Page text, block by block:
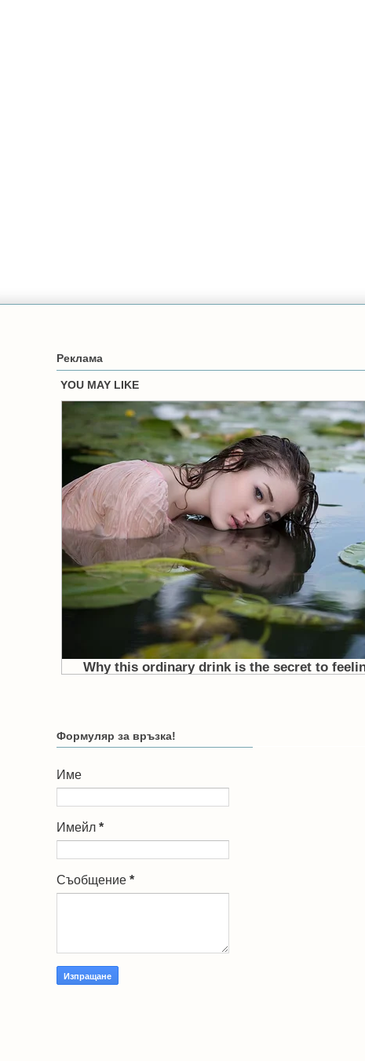
Реклама
Формуляр за връзка!
Име
Имейл *
Съобщение *